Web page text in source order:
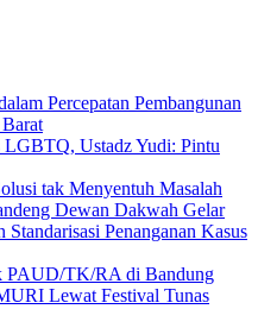
Percepatan Pembangunan
Ustadz Yudi: Pintu
tak Menyentuh Masalah
Dewan Dakwah Gelar
Penanganan Kasus
PAUD/TK/RA di Bandung
Lewat Festival Tunas